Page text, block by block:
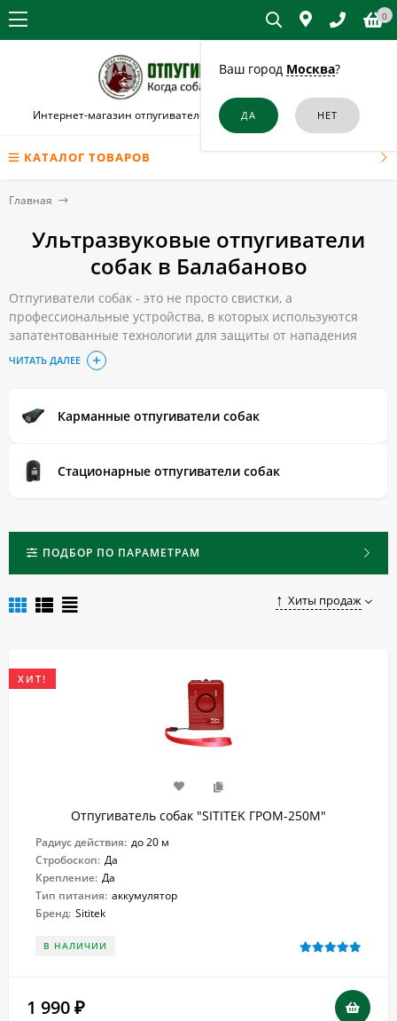
Ваш город Москва?
0
Интернет-магазин отпугивателей собак и кошек в Балабаново
КАТАЛОГ ТОВАРОВ
Главная
Ультразвуковые отпугиватели
собак в Балабаново
Отпугиватели собак - это не просто свистки, а
профессиональные устройства, в которых используются
запатентованные технологии для защиты от нападения
бешеных животных. Обычно они применяются для
отпугивания, то также могут использоваться в щадящих
Купить качественный и надежный отпугиватель собак по
доступной цене в Балабаново можно, оставив заказ на
ЧИТАТЬ ДАЛЕЕ
Карманные отпугиватели собак
Стационарные отпугиватели собак
ПОДБОР ПО ПАРАМЕТРАМ
Хиты продаж
ХИТ!
Отпугиватель собак "SITITEK ГРОМ-250М"
Радиус действия: до 20 м
Стробоскоп: Да
Крепление: Да
Тип питания: аккумулятор
Бренд: Sititek
В НАЛИЧИИ
1 990 ₽